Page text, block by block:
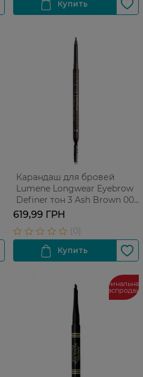
Карандаш для бровей
Lumene Longwear Eyebrow
Definer тон 3 Ash Brown 009
г
619,99 ГРН
Финальная